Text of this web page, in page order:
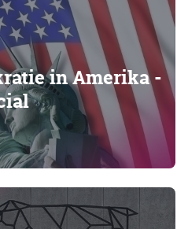
in Amerika -